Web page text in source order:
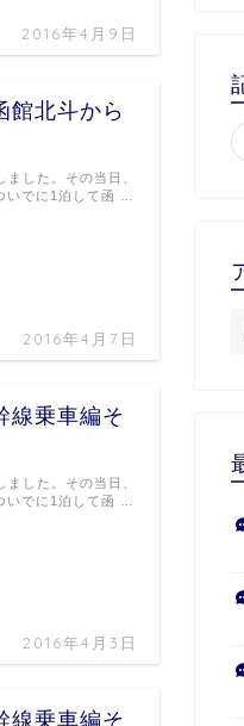
2016年4月9日
北斗から
2016年4月7日
した。その当日、
いでに1泊して函 …
乗車編そ
2016年4月3日
した。その当日、
いでに1泊して函 …
乗車編そ